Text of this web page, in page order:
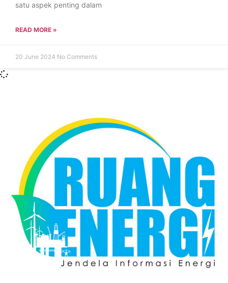
satu aspek penting dalam
READ MORE »
20 June 2024 No Comments